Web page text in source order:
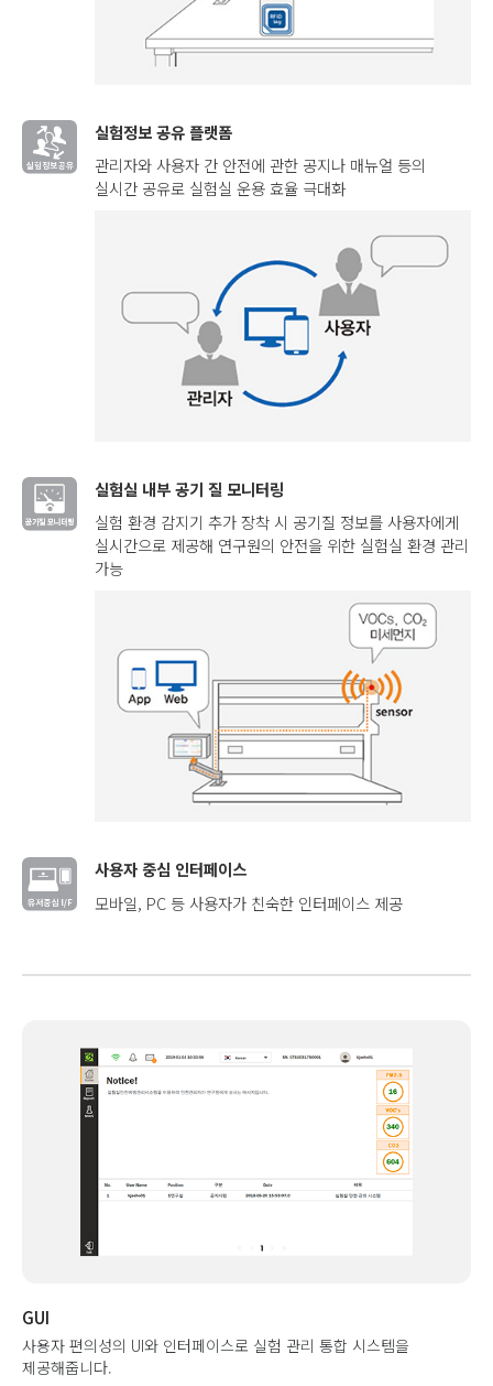
실험정보 공유 플랫폼
관리자와 사용자 간 안전에 관한 공지나 매뉴얼 등의
실시간 공유로 실험실 운용 효율 극대화
실험실 내부 공기 질 모니터링
실험 환경 감지기 추가 장착 시 공기질 정보를 사용자에게
실시간으로 제공해 연구원의 안전을 위한 실험실 환경 관리
가능
사용자 중심 인터페이스
모바일, PC 등 사용자가 친숙한 인터페이스 제공
GUI
사용자 편의성의 UI와 인터페이스로 실험 관리 통합 시스템을
제공해줍니다.